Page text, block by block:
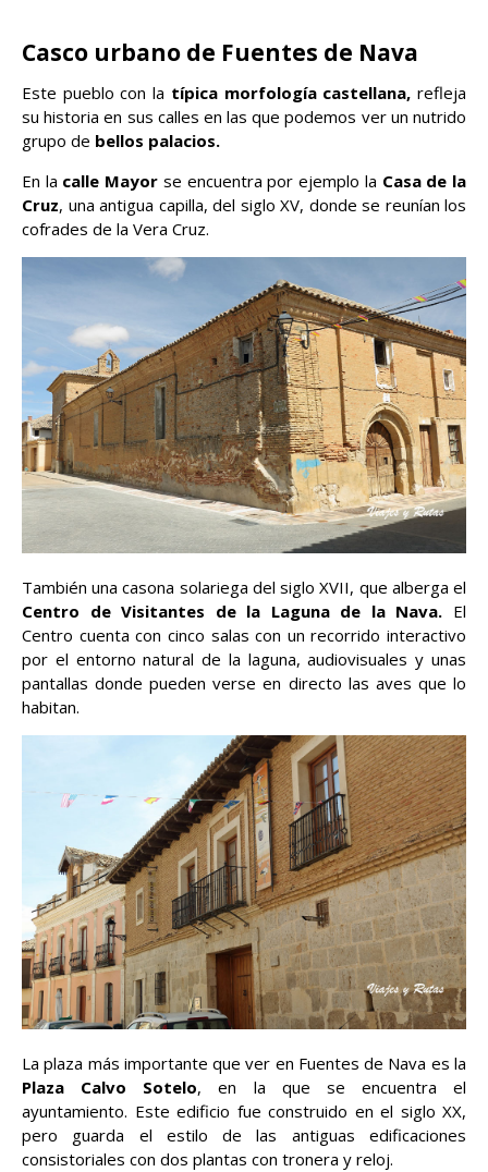
Casco urbano de Fuentes de Nava
Este pueblo con la típica morfología castellana, refleja
su historia en sus calles en las que podemos ver un nutrido
grupo de bellos palacios.
En la calle Mayor se encuentra por ejemplo la Casa de la
Cruz, una antigua capilla, del siglo XV, donde se reunían los
cofrades de la Vera Cruz.
También una casona solariega del siglo XVII, que alberga el
Centro de Visitantes de la Laguna de la Nava. El
Centro cuenta con cinco salas con un recorrido interactivo
por el entorno natural de la laguna, audiovisuales y unas
pantallas donde pueden verse en directo las aves que lo
habitan.
La plaza más importante que ver en Fuentes de Nava es la
Plaza Calvo Sotelo, en la que se encuentra el
ayuntamiento. Este edificio fue construido en el siglo XX,
pero guarda el estilo de las antiguas edificaciones
consistoriales con dos plantas con tronera y reloj.